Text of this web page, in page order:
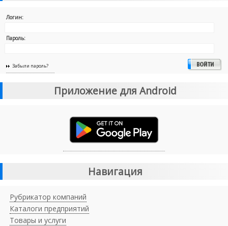
Логин:
Пароль:
Забыли пароль?
Приложение для Android
Навигация
Рубрикатор компаний
Каталоги предприятий
Товары и услуги